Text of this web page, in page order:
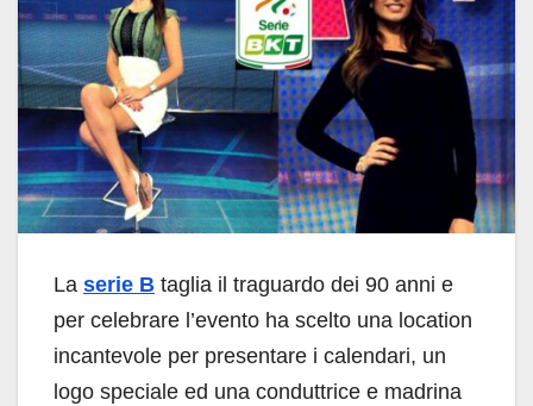
La serie B taglia il traguardo dei 90 anni e
per celebrare l’evento ha scelto una location
incantevole per presentare i calendari, un
logo speciale ed una conduttrice e madrina